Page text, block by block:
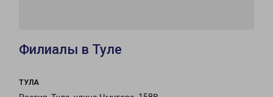
Филиалы в Туле
ТУЛА